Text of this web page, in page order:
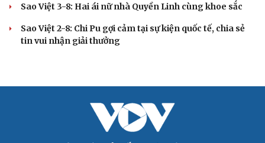
Sao Việt 3-8: Hai ái nữ nhà Quyền Linh cùng khoe sắc
Sao Việt 2-8: Chi Pu gợi cảm tại sự kiện quốc tế, chia sẻ
tin vui nhận giải thưởng